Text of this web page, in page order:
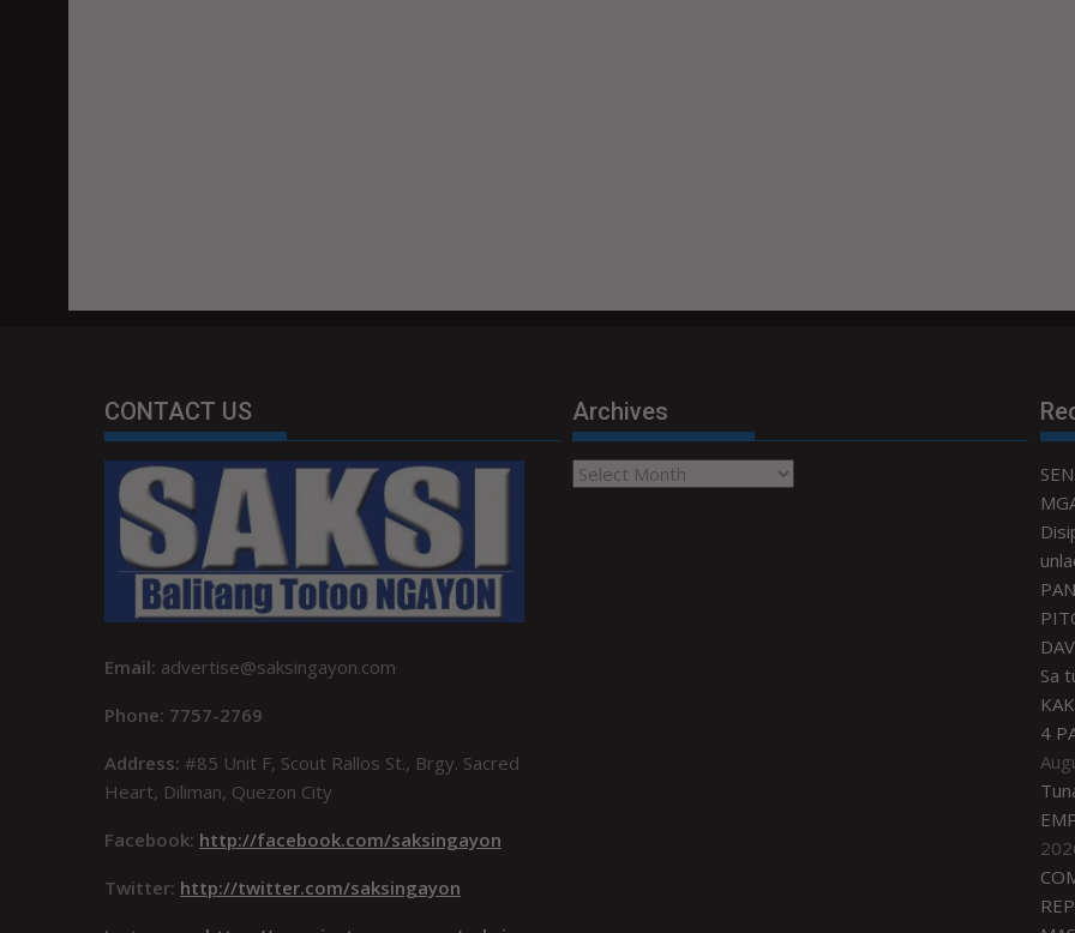
CONTACT US
Email: advertise@saksingayon.com
Phone: 7757-2769
Address: #85 Unit F, Scout Rallos St., Brgy. Sacred
Heart, Diliman, Quezon City
Facebook: http://facebook.com/saksingayon
Twitter: http://twitter.com/saksingayon
Archives
Archives
Sa
4